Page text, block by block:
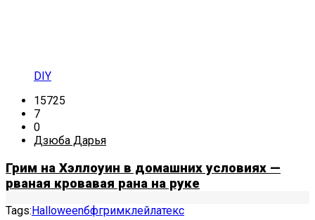
DIY
15725
7
0
Дзюба Дарья
Грим на Хэллоуин в домашних условиях —
рваная кровавая рана на руке
Tags: Halloweenбфгримклейлатекс